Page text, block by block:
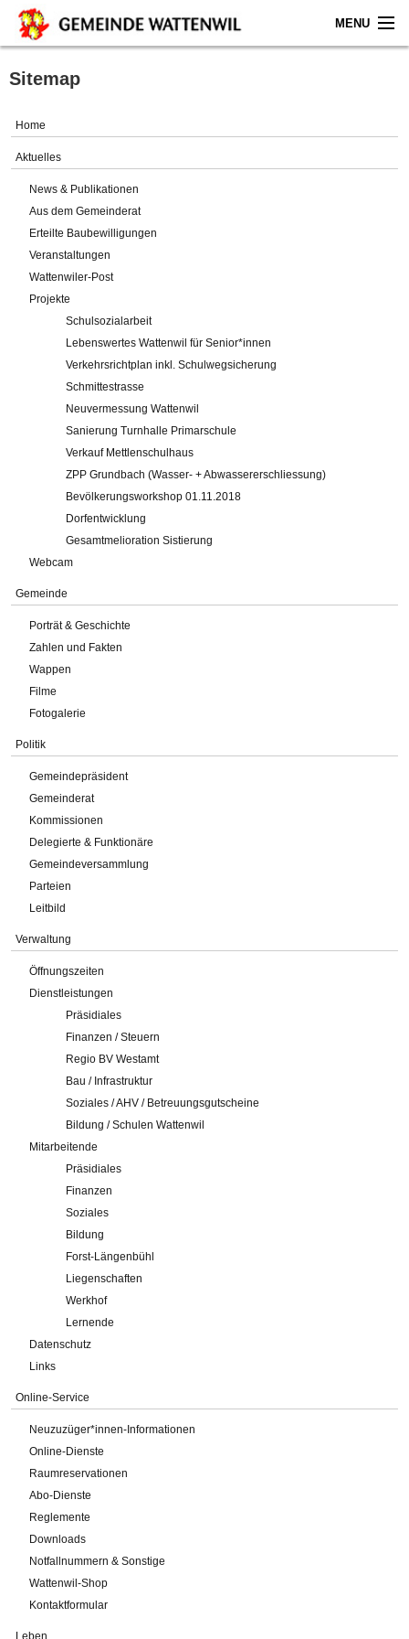
MENU
Home
Gemeinde
Verwaltung
Online-Service
Impressum
Sitemap
Home
Aktuelles
News & Publikationen
Aus dem Gemeinderat
Erteilte Baubewilligungen
Veranstaltungen
Wattenwiler-Post
Projekte
Schulsozialarbeit
Lebenswertes Wattenwil für Senior*innen
Verkehrsrichtplan inkl. Schulwegsicherung
Schmittestrasse
Neuvermessung Wattenwil
Sanierung Turnhalle Primarschule
Verkauf Mettlenschulhaus
ZPP Grundbach (Wasser- + Abwassererschliessung)
Bevölkerungsworkshop 01.11.2018
Dorfentwicklung
Gesamtmelioration Sistierung
Webcam
Gemeinde
Porträt & Geschichte
Zahlen und Fakten
Wappen
Filme
Fotogalerie
Politik
Gemeindepräsident
Gemeinderat
Kommissionen
Delegierte & Funktionäre
Gemeindeversammlung
Parteien
Leitbild
Verwaltung
Öffnungszeiten
Dienstleistungen
Präsidiales
Finanzen / Steuern
Regio BV Westamt
Bau / Infrastruktur
Soziales / AHV / Betreuungsgutscheine
Bildung / Schulen Wattenwil
Mitarbeitende
Präsidiales
Finanzen
Soziales
Bildung
Forst-Längenbühl
Liegenschaften
Werkhof
Lernende
Datenschutz
Links
Online-Service
Neuzuzüger*innen-Informationen
Online-Dienste
Raumreservationen
Abo-Dienste
Reglemente
Downloads
Notfallnummern & Sonstige
Wattenwil-Shop
Kontaktformular
Leben